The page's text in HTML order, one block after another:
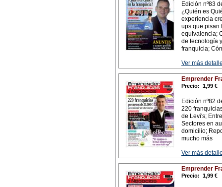
Edición nº83
¿Quién es
experiencia
ups que pisan
equivalencia;
de tecnología
franquicia;
Ver más
Emprender
Precio: 1,99 €
Edición nº82
220
de Levi's;
Sectores en
domicilio;
mucho más
Ver más
Emprender
Precio: 1,99 €